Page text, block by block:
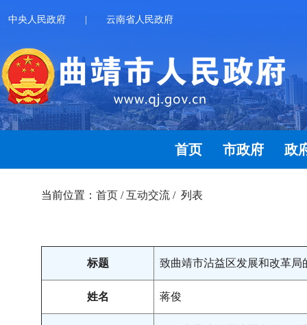
中央人民政府 | 云南省人民政府
首页 市政府 政
当前位置： 首页 /互动交流 / 列表
标题 致曲靖市沾益区发展和改革局
姓名 蒋俊